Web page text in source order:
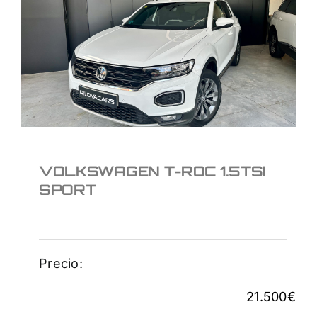
VOLKSWAGEN T-ROC
1.5TSI SPORT
21.500€
VOLKSWAGEN T-ROC 1.5TSI
SPORT
Precio:
21.500€